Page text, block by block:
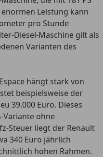
Leistung kann
pro Stunde
Diesel-Maschine gilt als
Varianten des
hängt stark von
beispielsweise der
39.000 Euro. Dieses
Variante ohne
Steuer liegt der Renault
340 Euro jährlich
hohen Rahmen.